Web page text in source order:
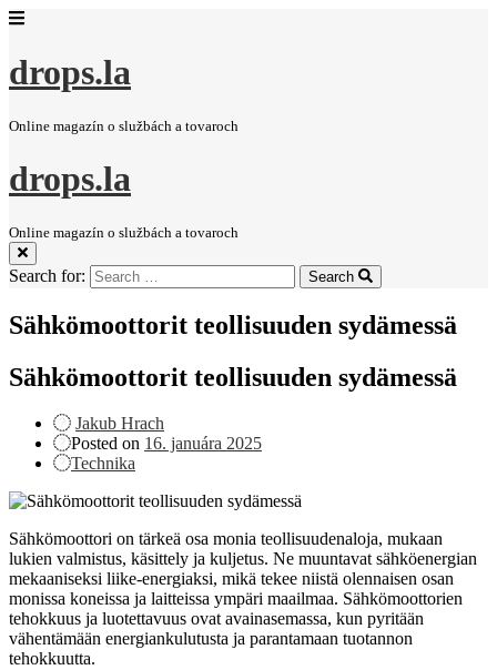
drops.la
Online magazín o službách a tovaroch
drops.la
Online magazín o službách a tovaroch
Search for: Search
Sähkömoottorit teollisuuden sydämessä
Sähkömoottorit teollisuuden sydämessä
Jakub Hrach
Posted on 16. januára 2025
Technika
Sähkömoottori on tärkeä osa monia teollisuudenaloja, mukaan
lukien valmistus, käsittely ja kuljetus. Ne muuntavat sähköenergian
mekaaniseksi liike-energiaksi, mikä tekee niistä olennaisen osan
monissa koneissa ja laitteissa ympäri maailmaa. Sähkömoottorien
tehokkuus ja luotettavuus ovat avainasemassa, kun pyritään
vähentämään energiankulutusta ja parantamaan tuotannon
tehokkuutta.